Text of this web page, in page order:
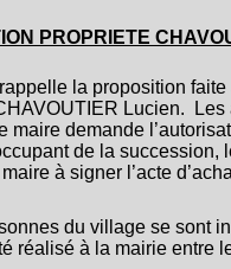
PROPRIETE
la proposition
Lucien.
maire demande
de la succession,
à signer l’acte
du village se sont
réalisé à la mairie entre